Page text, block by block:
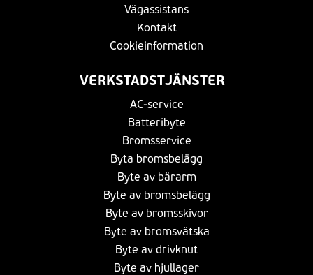
Vägassistans
Kontakt
Cookieinformation
VERKSTADSTJÄNSTER
AC-service
Batteribyte
Bromsservice
Byta bromsbelägg
Byte av bärarm
Byte av bromsbelägg
Byte av bromsskivor
Byte av bromsvätska
Byte av drivknut
Byte av hjullager